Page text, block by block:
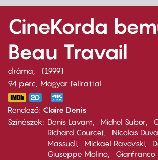
CineKorda
Beau Travail
dráma
1999
94 perc,
Magyar felirattal
Rendező Claire Denis
Színészek
Denis Lavant Michel Subor
Richard Courcet
Nicolas
Massudi
Mickael Ravovski
Giuseppe Molino
Gianfranco